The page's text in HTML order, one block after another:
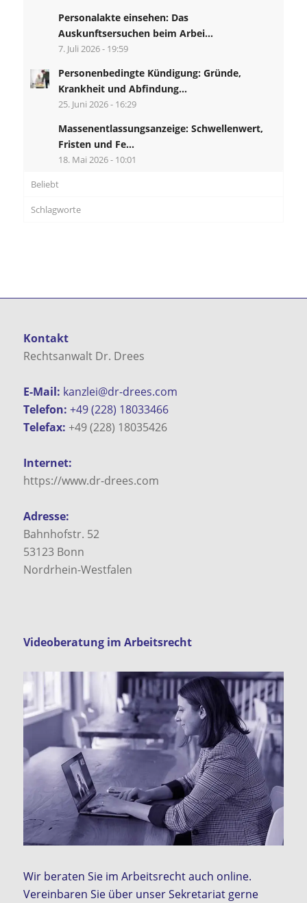
Personalakte einsehen: Das
Auskunftsersuchen beim Arbei...
7. Juli 2026 - 19:59
Personenbedingte Kündigung: Gründe,
Krankheit und Abfindung...
25. Juni 2026 - 16:29
Massenentlassungsanzeige: Schwellenwert,
Fristen und Fe...
18. Mai 2026 - 10:01
Beliebt
Schlagworte
Kontakt
Rechtsanwalt Dr. Drees
E-Mail: kanzlei@dr-drees.com
Telefon: +49 (228) 18033466
Telefax: +49 (228) 18035426
Internet:
https://www.dr-drees.com
Adresse:
Bahnhofstr. 52
53123Bonn
Nordrhein-Westfalen
Videoberatung im Arbeitsrecht
Wir beraten Sie im Arbeitsrecht auch online.
Vereinbaren Sie über unser Sekretariat gerne